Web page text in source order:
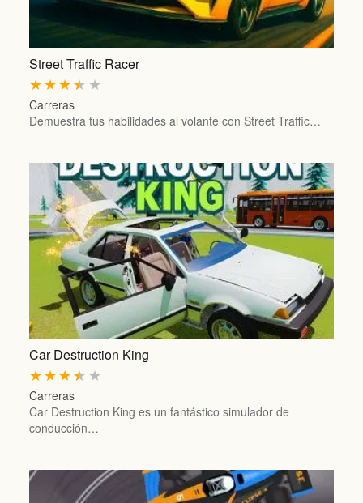
Street Traffic Racer
★
★
★
★
★
Carreras
Demuestra tus habilidades al volante con Street Traffic…
Car Destruction King
★
★
★
★
★
Carreras
Car Destruction King es un fantástico simulador de
conducción…